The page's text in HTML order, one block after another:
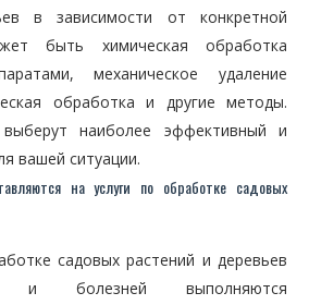
в зависимости от конкретной
быть химическая обработка
механическое удаление
обработка и другие методы.
наиболее эффективный и
вашей ситуации.
на услуги по обработке садовых
садовых растений и деревьев
и болезней выполняются